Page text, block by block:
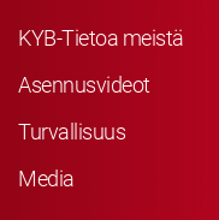
KYB-Tietoa meistä
Asennusvideot
Turvallisuus
Media